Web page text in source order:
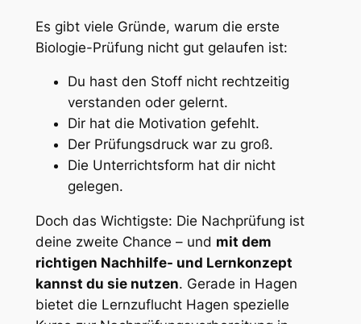
Es gibt viele Gründe, warum die erste
Biologie-Prüfung nicht gut gelaufen ist:
Du hast den Stoff nicht rechtzeitig
verstanden oder gelernt.
Dir hat die Motivation gefehlt.
Der Prüfungsdruck war zu groß.
Die Unterrichtsform hat dir nicht
gelegen.
Doch das Wichtigste: Die Nachprüfung ist
deine zweite Chance – und mit dem
richtigen Nachhilfe- und Lernkonzept
kannst du sie nutzen. Gerade in Hagen
bietet die Lernzuflucht Hagen spezielle